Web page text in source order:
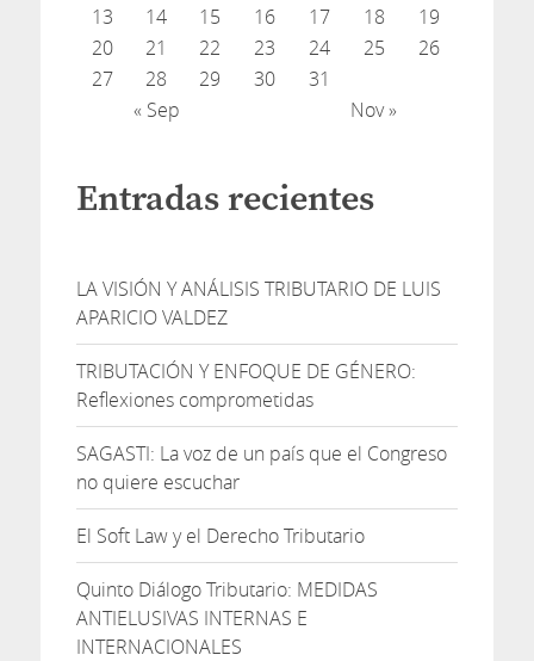
« Sep Nov »
13
14 15 16 17 18
19
20
21 22 23 24 25
26
27
28 29 30 31
Entradas recientes
LA VISIÓN Y ANÁLISIS TRIBUTARIO DE LUIS
APARICIO VALDEZ
TRIBUTACIÓN Y ENFOQUE DE GÉNERO:
Reflexiones comprometidas
SAGASTI: La voz de un país que el Congreso
no quiere escuchar
El Soft Law y el Derecho Tributario
Quinto Diálogo Tributario: MEDIDAS
ANTIELUSIVAS INTERNAS E
INTERNACIONALES